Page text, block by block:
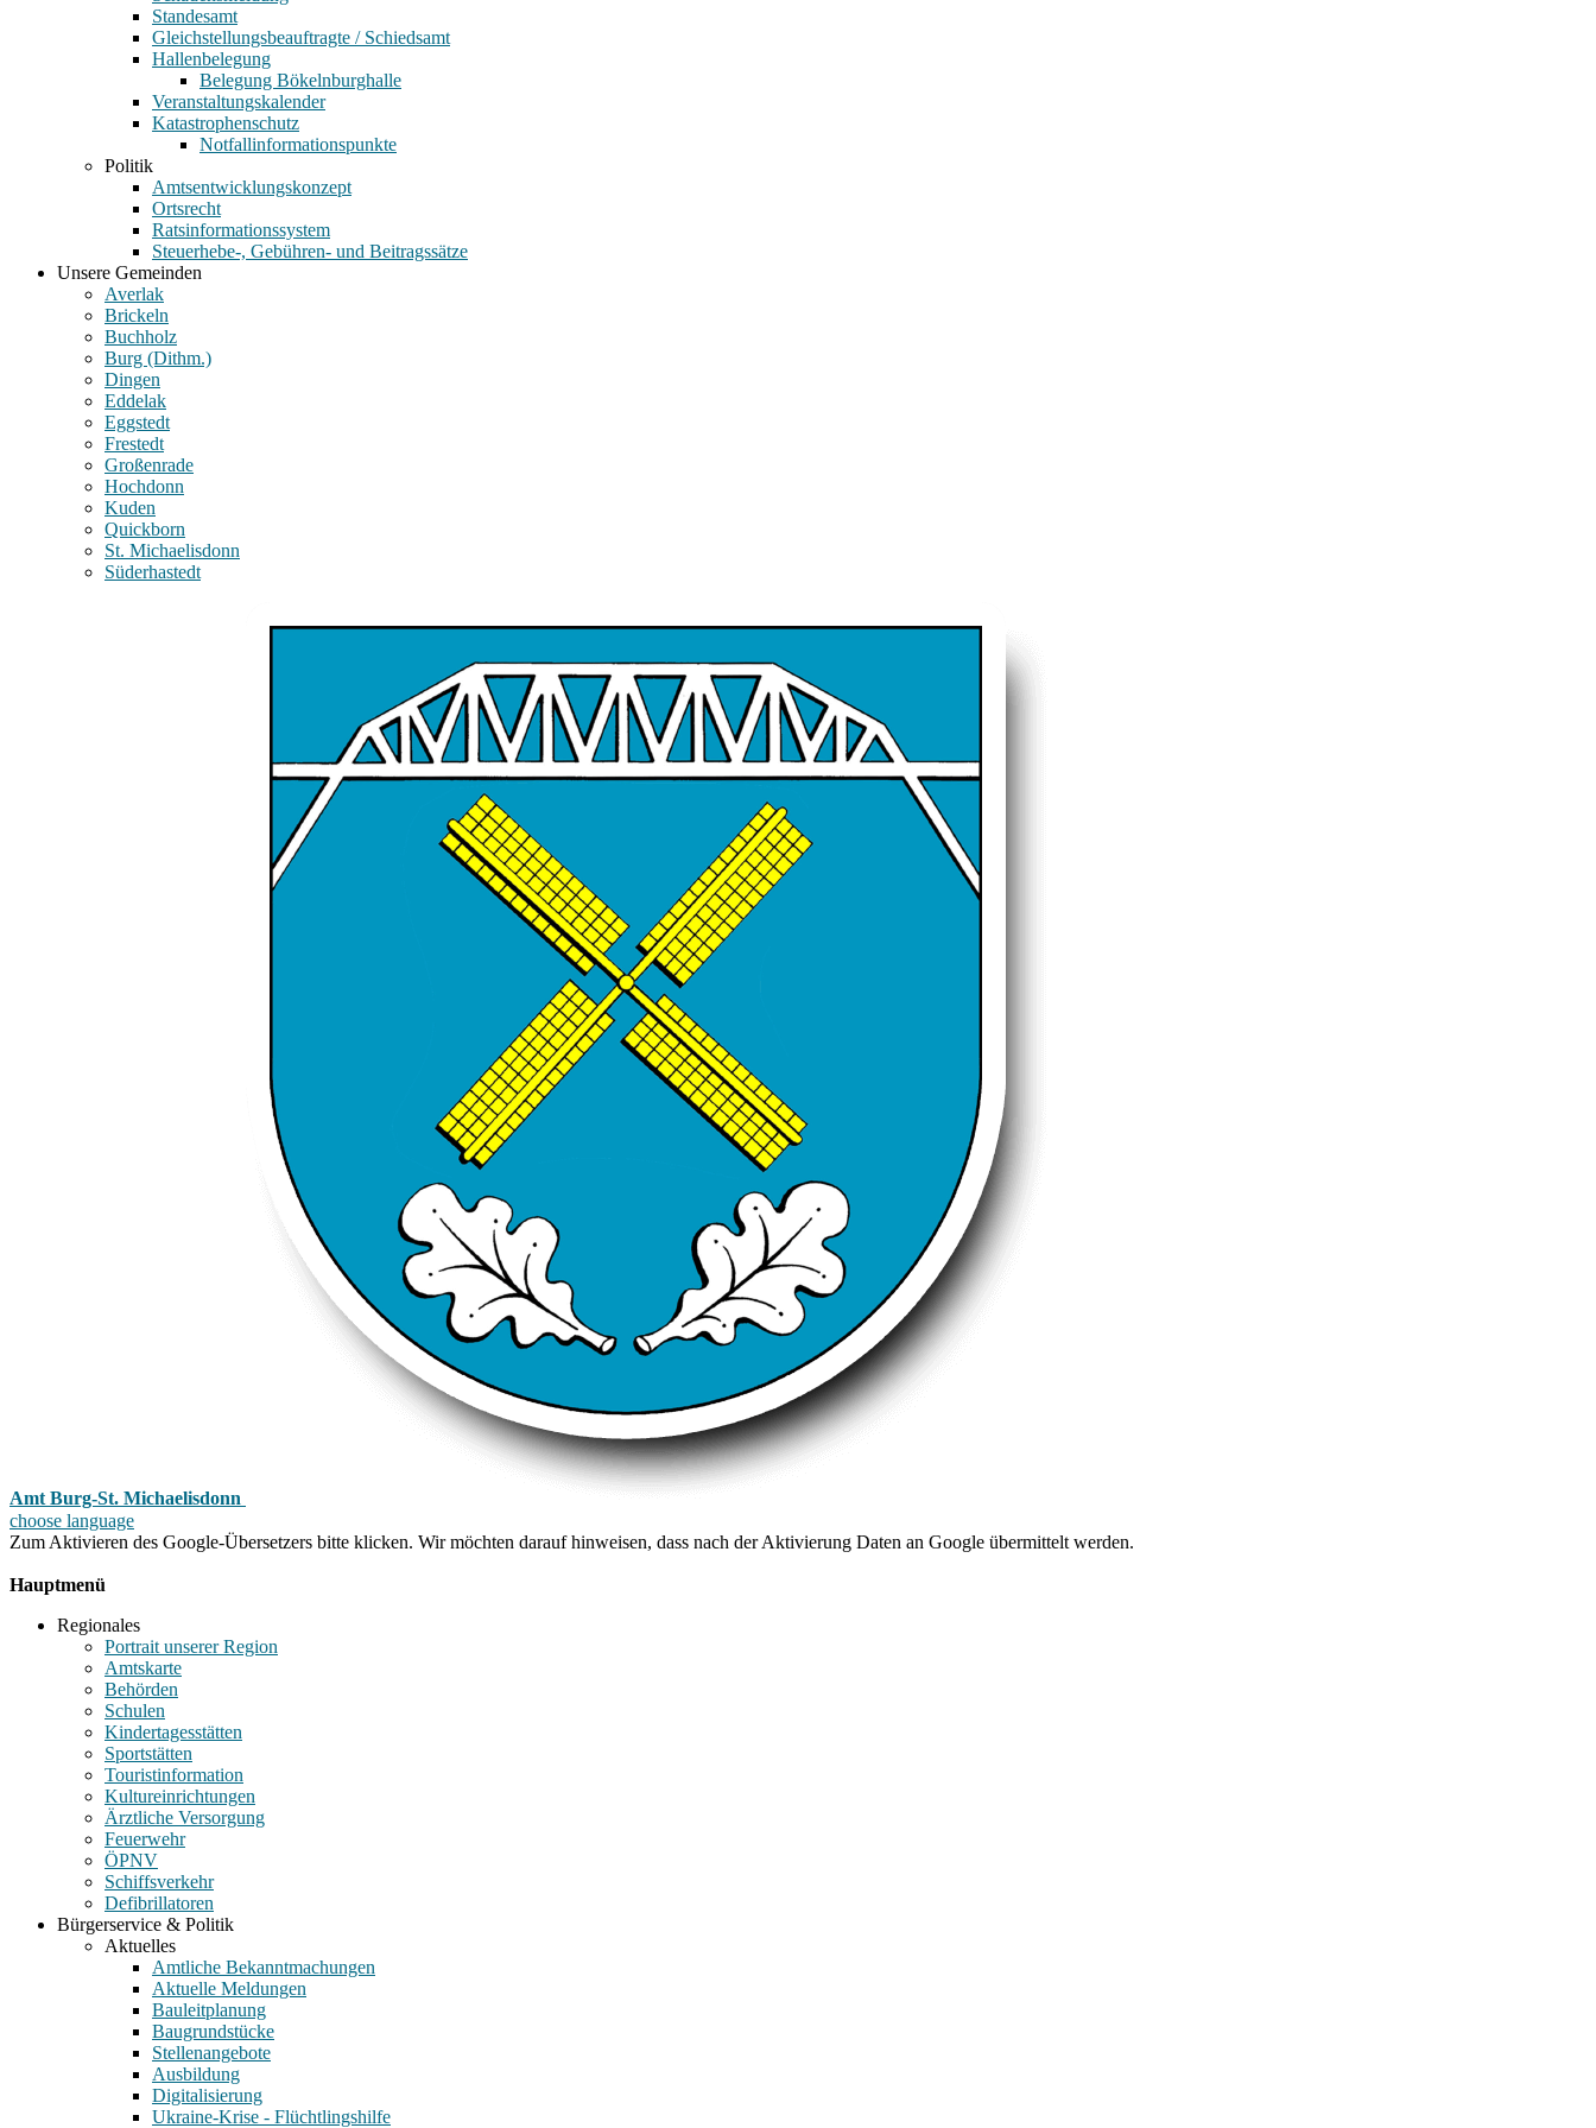
Standesamt
Gleichstellungsbeauftragte / Schiedsamt
Hallenbelegung
Belegung Bökelnburghalle
Veranstaltungskalender
Katastrophenschutz
Notfallinformationspunkte
Politik
Amtsentwicklungskonzept
Ortsrecht
Ratsinformationssystem
Steuerhebe-, Gebühren- und Beitragssätze
Unsere Gemeinden
Averlak
Brickeln
Buchholz
Burg (Dithm.)
Dingen
Eddelak
Eggstedt
Frestedt
Großenrade
Hochdonn
Kuden
Quickborn
St. Michaelisdonn
Süderhastedt
Amt Burg-St. Michaelisdonn
choose language
Zum Aktivieren des Google-Übersetzers bitte klicken. Wir möchten darauf hinweisen, dass nach der Aktivierung Daten an Google übermittelt werden.
Hauptmenü
Regionales
Portrait unserer Region
Amtskarte
Behörden
Schulen
Kindertagesstätten
Sportstätten
Touristinformation
Kultureinrichtungen
Ärztliche Versorgung
Feuerwehr
ÖPNV
Schiffsverkehr
Defibrillatoren
Bürgerservice & Politik
Aktuelles
Amtliche Bekanntmachungen
Aktuelle Meldungen
Bauleitplanung
Baugrundstücke
Stellenangebote
Ausbildung
Digitalisierung
Ukraine-Krise - Flüchtlingshilfe